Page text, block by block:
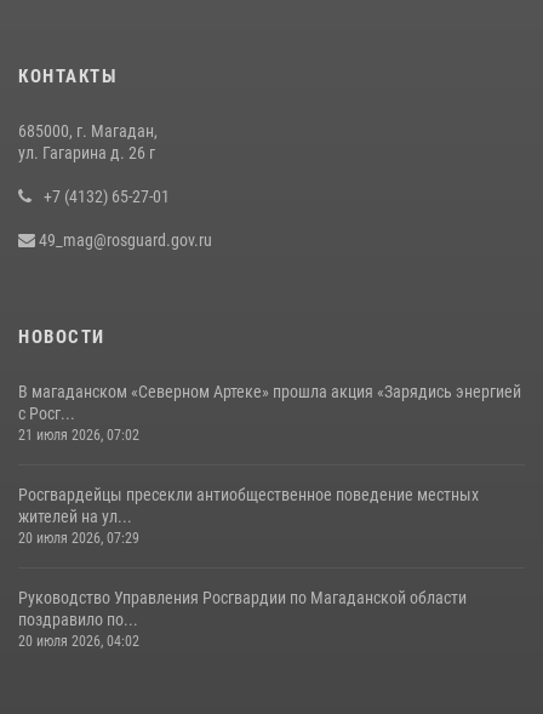
13 июля 2026, 07:31
КОНТАКТЫ
685000, г. Магадан,
ул. Гагарина д. 26 г
+7 (4132) 65-27-01
49_mag@rosguard.gov.ru
НОВОСТИ
В магаданском «Северном Артеке» прошла акция «Зарядись энергией
с Росг...
21 июля 2026, 07:02
Росгвардейцы пресекли антиобщественное поведение местных
жителей на ул...
20 июля 2026, 07:29
Руководство Управления Росгвардии по Магаданской области
поздравило по...
20 июля 2026, 04:02